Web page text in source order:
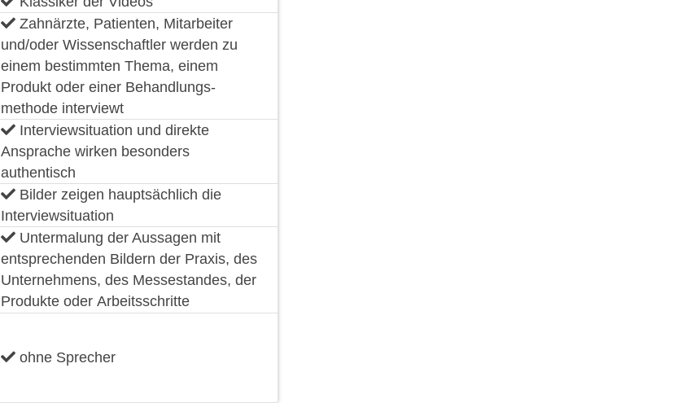
Zahnärzte, Patienten, Mitarbeiter
und/oder Wissenschaftler werden zu
einem bestimmten Thema, einem
Produkt oder einer Behandlungs-
methode interviewt
Interviewsituation und direkte
Ansprache wirken besonders
authentisch
Bilder zeigen hauptsächlich die
Interviewsituation
Untermalung der Aussagen mit
entsprechenden Bildern der Praxis, des
Unternehmens, des Messestandes, der
Produkte oder Arbeitsschritte
ohne Sprecher